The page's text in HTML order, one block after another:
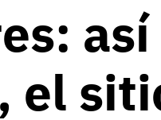
el